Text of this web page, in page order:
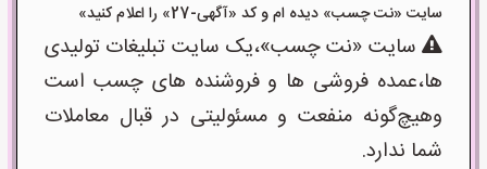
سایت «نت چسب» دیده ام و کد «آگهی-27» را اعلام کنید»
سایت «نت چسب»،یک سایت تبلیغات تولیدی
ها،عمده فروشی ها و فروشنده های چسب است
وهیچ‌گونه منفعت و مسئولیتی در قبال معاملات
شما ندارد.